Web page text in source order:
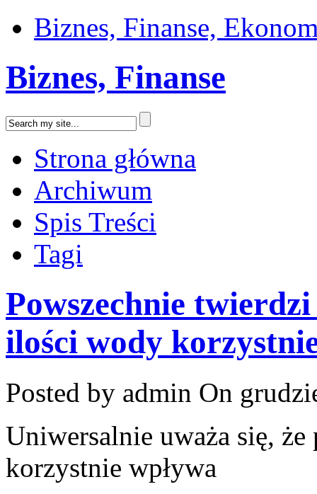
Biznes, Finanse,
Biznes, Finanse
Strona główna
Archiwum
Spis Treści
Tagi
Powszechnie
ilości wody
Posted by admin On
Uniwersalnie uważa się,
korzystnie wpływa